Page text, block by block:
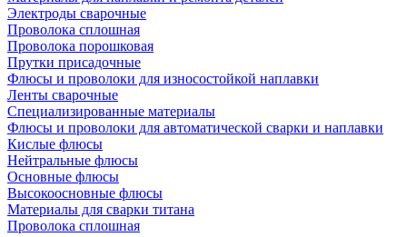
Электроды сварочные
Проволока сплошная
Проволока порошковая
Прутки присадочные
Флюсы и проволоки для износостойкой наплавки
Ленты сварочные
Специализированные материалы
Флюсы и проволоки для автоматической сварки и наплавки
Кислые флюсы
Нейтральные флюсы
Основные флюсы
Высокоосновные флюсы
Материалы для сварки титана
Проволока сплошная